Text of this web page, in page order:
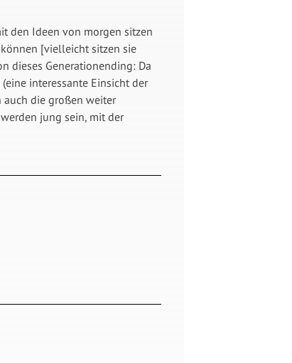
den Ideen von morgen sitzen
[vielleicht sitzen sie
dieses Generationending: Da
interessante Einsicht der
auch die großen weiter
jung sein, mit der